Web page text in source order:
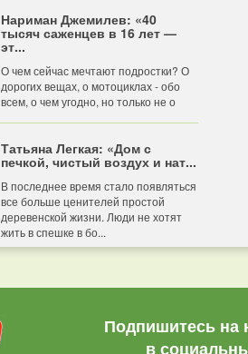
Нариман Джемилев: «40
тысяч саженцев в 16 лет —
эт...
О чем сейчас мечтают подростки? О
дорогих вещах, о мотоциклах - обо
всем, о чем угодно, но только не о
Татьяна Легкая: «Дом с
печкой, чистый воздух и нат...
В последнее время стало появляться
все больше ценителей простой
деревенской жизни. Люди не хотят
жить в спешке в бо...
Подпишитесь на
в